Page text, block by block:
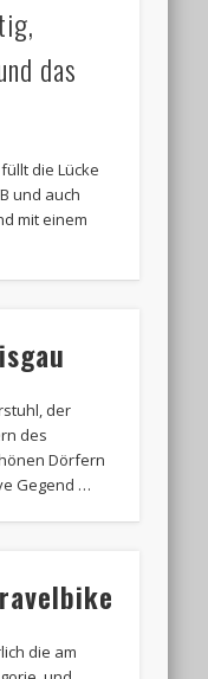
das
die Lücke
und auch
mit einem
der
des
Dörfern
Gegend …
die am